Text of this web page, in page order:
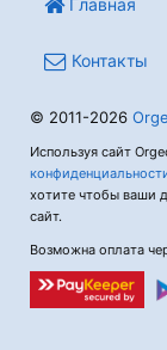
Главная
Контакты
© 2011-2026
Используя сайт
хотите чтобы ваши
сайт.
Возможна оплата